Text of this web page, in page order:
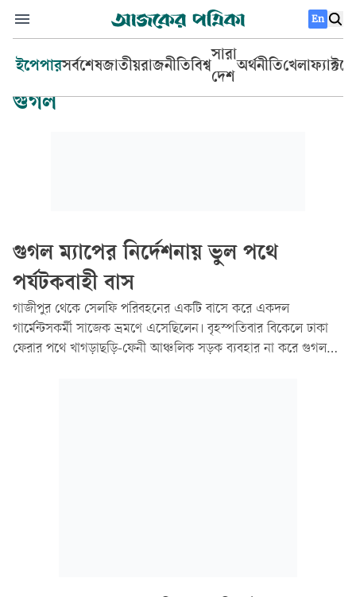
En
ইপেপারসর্বশেষজাতীয়রাজনীতিবিশ্ব
সারা
দেশ
অর্থনীতিখেলা
গুগল
গুগল ম্যাপের নির্দেশনায় ভুল পথে
পর্যটকবাহী বাস
গাজীপুর থেকে সেলফি পরিবহনের একটি বাসে করে একদল
গার্মেন্টসকর্মী সাজেক ভ্রমণে এসেছিলেন। বৃহস্পতিবার বিকেলে ঢাকা
ফেরার পথে খাগড়াছড়ি-ফেনী আঞ্চলিক সড়ক ব্যবহার না করে গুগল